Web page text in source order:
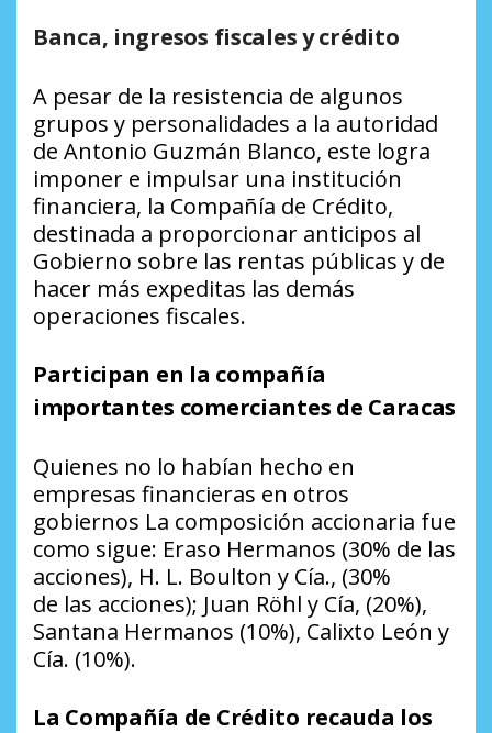
Banca, ingresos fiscales y crédito
A pesar de la resistencia de algunos
grupos y personalidades a la autoridad
de Antonio Guzmán Blanco, este logra
imponer e impulsar una institución
financiera, la Compañía de Crédito,
destinada a proporcionar anticipos al
Gobierno sobre las rentas públicas y de
hacer más expeditas las demás
operaciones fiscales.
Participan en la compañía
importantes comerciantes de Caracas
Quienes no lo habían hecho en
empresas financieras en otros
gobiernos La composición accionaria fue
como sigue: Eraso Hermanos (30% de las
acciones), H. L. Boulton y Cía., (30%
de las acciones); Juan Röhl y Cía, (20%),
Santana Hermanos (10%), Calixto León y
Cía. (10%).
La Compañía de Crédito recauda los